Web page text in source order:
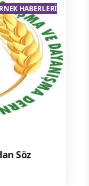
Söz
HABERLERI